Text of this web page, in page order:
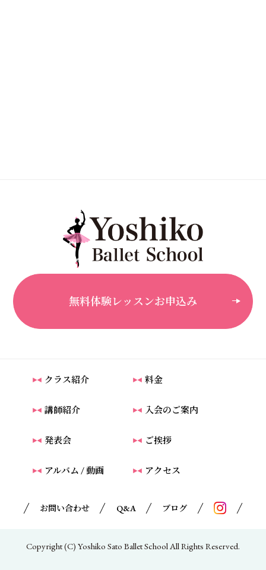
無料体験レッスンお申込み
クラス紹介 料金
講師紹介 入会のご案内
発表会 ご挨拶
アルバム / 動画 アクセス
お問い合わせ Q&A ブログ
Copyright (C) Yoshiko Sato Ballet School All Rights Reserved.